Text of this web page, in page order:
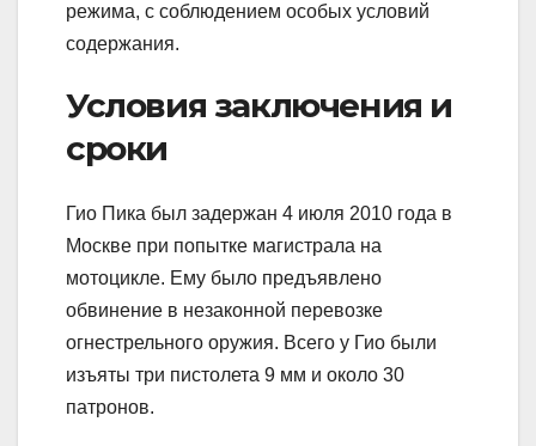
режима, с соблюдением особых условий
содержания.
Условия заключения и
сроки
Гио Пика был задержан 4 июля 2010 года в
Москве при попытке магистрала на
мотоцикле. Ему было предъявлено
обвинение в незаконной перевозке
огнестрельного оружия. Всего у Гио были
изъяты три пистолета 9 мм и около 30
патронов.